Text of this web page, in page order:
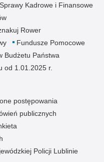
Sprawy Kadrowe i Finansowe
Rower
Fundusze Pomocowe
Budżetu Państwa
od 1.01.2025 r.
postępowania
publicznych
Policji Lublinie